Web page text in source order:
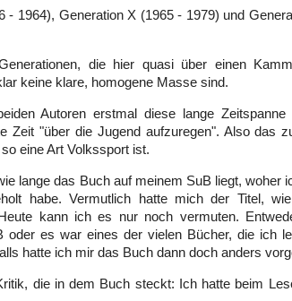
- 1964), Generation X (1965 - 1979) und
die hier quasi über einen
keine klare, homogene Masse sind.
Autoren erstmal diese lange Zeitspanne
Zeit "über die Jugend aufzuregen". Also das
eine Art Volkssport ist.
lange das Buch auf meinem SuB liegt, woher
habe. Vermutlich hatte mich der Titel,
kann ich es nur noch vermuten.
oder es war eines der vielen Bücher, die ich
hatte ich mir das Buch dann doch anders
die in dem Buch steckt: Ich hatte beim